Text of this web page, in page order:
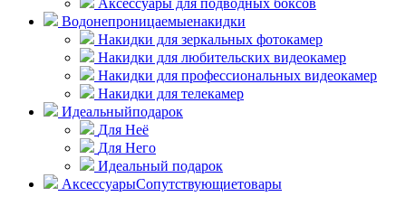
Аксессуары для подводных боксов
Водонепроницаемыенакидки
Накидки для зеркальных фотокамер
Накидки для любительских видеокамер
Накидки для профессиональных видеокамер
Накидки для телекамер
Идеальныйподарок
Для Неё
Для Него
Идеальный подарок
АксессуарыСопутствующиетовары